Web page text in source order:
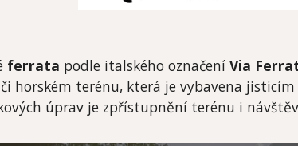
ferrata podle italského označení Via
horském terénu, která je vybavena
úprav je zpřístupnění terénu i